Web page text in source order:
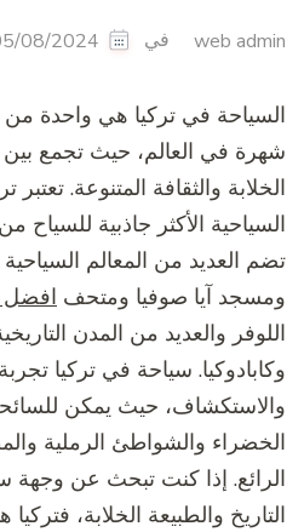
web admin في 08/2024
السياحة في تركيا هي واحدة من
شهرة في العالم، حيث تجمع بين
الخلابة والثقافة المتنوعة.
السياحية الأكثر جاذبية للسياح
تضم العديد من المعالم
ومسجد آيا صوفيا ومتحف افضل
اللوفر والعديد من المدن
وكابادوكيا. سياحة في تركيا
والاستكشاف، حيث يمكن
الخضراء والشواطئ الرملية
الرائع. إذا كنت تبحث عن وجهة
التاريخ والطبيعة الخلابة،